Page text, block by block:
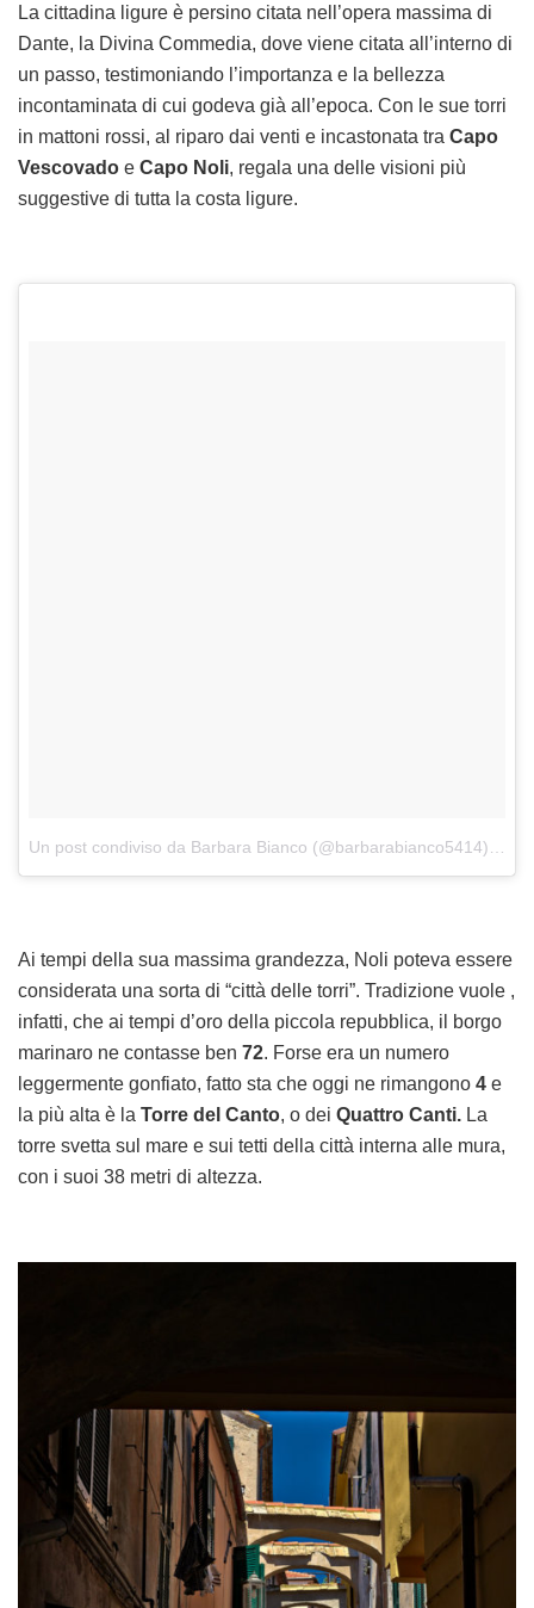
La cittadina ligure è persino citata nell’opera massima di
Dante, la Divina Commedia, dove viene citata all’interno di
un passo, testimoniando l’importanza e la bellezza
incontaminata di cui godeva già all’epoca. Con le sue torri
in mattoni rossi, al riparo dai venti e incastonata tra Capo
Vescovado e Capo Noli, regala una delle visioni più
suggestive di tutta la costa ligure.
Ai tempi della sua massima grandezza, Noli poteva essere
considerata una sorta di “città delle torri”. Tradizione vuole ,
infatti, che ai tempi d’oro della piccola repubblica, il borgo
marinaro ne contasse ben 72. Forse era un numero
leggermente gonfiato, fatto sta che oggi ne rimangono 4 e
la più alta è la Torre del Canto, o dei Quattro Canti. La
torre svetta sul mare e sui tetti della città interna alle mura,
con i suoi 38 metri di altezza.